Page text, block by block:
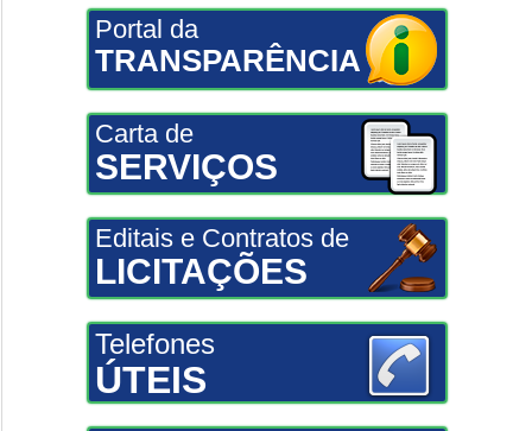
Portal da
TRANSPARÊNCIA
Carta de
SERVIÇOS
Editais e Contratos de
LICITAÇÕES
Telefones
ÚTEIS